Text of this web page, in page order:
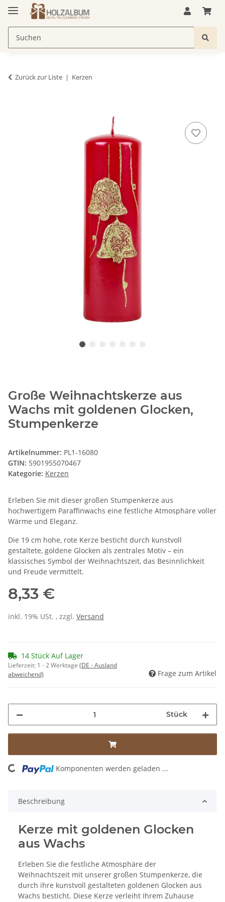
Zurück zur Liste Kerzen
Große Weihnachtskerze aus
Wachs mit goldenen Glocken,
Stumpenkerze
Artikelnummer: PL1-16080
GTIN: 5901955070467
Kategorie: Kerzen
Erleben Sie mit dieser großen Stumpenkerze aus
hochwertigem Paraffinwachs eine festliche Atmosphäre voller
Wärme und Eleganz.
Die 19 cm hohe, rote Kerze besticht durch kunstvoll
gestaltete, goldene Glocken als zentrales Motiv – ein
klassisches Symbol der Weihnachtszeit, das Besinnlichkeit
und Freude vermittelt.
8,33 €
inkl. 19% USt. , zzgl. Versand
14 Stück Auf Lager
Lieferzeit: 1 - 2 Werktage (DE - Ausland
abweichend)
Frage zum Artikel
Stück
Komponenten werden geladen ...
Beschreibung
Kerze mit goldenen Glocken
aus Wachs
Erleben Sie die festliche Atmosphäre der
Weihnachtszeit mit unserer großen Stumpenkerze, die
durch ihre kunstvoll gestalteten goldenen Glocken aus
Wachs besticht. Diese Kerze verleiht Ihrem Zuhause